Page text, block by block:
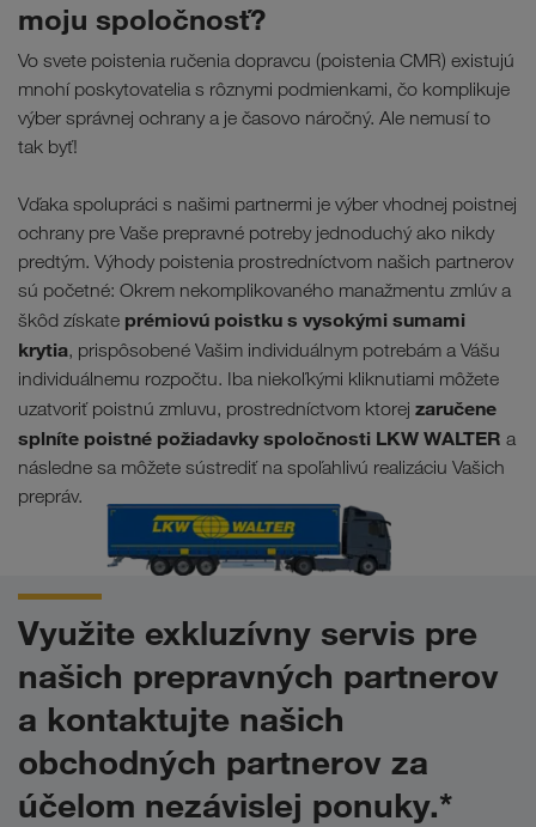
moju spoločnosť?
Vo svete poistenia ručenia dopravcu (poistenia CMR) existujú
mnohí poskytovatelia s rôznymi podmienkami, čo komplikuje
výber správnej ochrany a je časovo náročný. Ale nemusí to
tak byť!
Vďaka spolupráci s našimi partnermi je výber vhodnej poistnej
ochrany pre Vaše prepravné potreby jednoduchý ako nikdy
predtým. Výhody poistenia prostredníctvom našich partnerov
sú početné: Okrem nekomplikovaného manažmentu zmlúv a
škôd získate prémiovú poistku s vysokými sumami
krytia, prispôsobené Vašim individuálnym potrebám a Vášu
individuálnemu rozpočtu. Iba niekoľkými kliknutiami môžete
uzatvoriť poistnú zmluvu, prostredníctvom ktorej zaručene
splníte poistné požiadavky spoločnosti LKW WALTER a
následne sa môžete sústrediť na spoľahlivú realizáciu Vašich
prepráv.
Využite exkluzívny servis pre
našich prepravných partnerov
a kontaktujte našich
obchodných partnerov za
účelom nezávislej ponuky.*